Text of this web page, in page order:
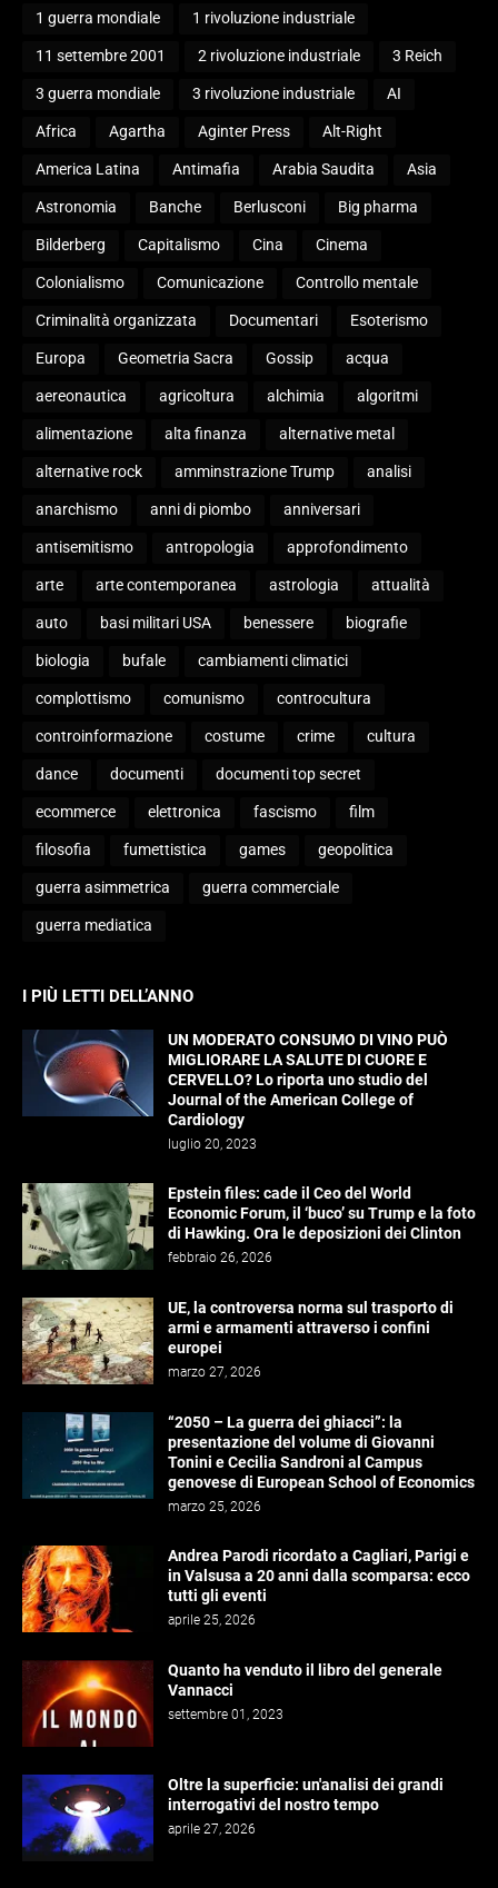
1 guerra mondiale 1 rivoluzione industriale
11 settembre 2001 2 rivoluzione industriale 3 Reich
3 guerra mondiale 3 rivoluzione industriale AI
Africa Agartha Aginter Press Alt-Right
America Latina Antimafia Arabia Saudita Asia
Astronomia Banche Berlusconi Big pharma
Bilderberg Capitalismo Cina Cinema
Colonialismo Comunicazione Controllo mentale
Criminalità organizzata Documentari Esoterismo
Europa Geometria Sacra Gossip acqua
aereonautica agricoltura alchimia algoritmi
alimentazione alta finanza alternative metal
alternative rock amminstrazione Trump analisi
anarchismo anni di piombo anniversari
antisemitismo antropologia approfondimento
arte arte contemporanea astrologia attualità
auto basi militari USA benessere biografie
biologia bufale cambiamenti climatici
complottismo comunismo controcultura
controinformazione costume crime cultura
dance documenti documenti top secret
ecommerce elettronica fascismo film
filosofia fumettistica games geopolitica
guerra asimmetrica guerra commerciale
guerra mediatica
I PIÙ LETTI DELL’ANNO
UN MODERATO CONSUMO DI VINO PUÒ
MIGLIORARE LA SALUTE DI CUORE E
CERVELLO? Lo riporta uno studio del
Journal of the American College of
Cardiology
luglio 20, 2023
Epstein files: cade il Ceo del World
Economic Forum, il ‘buco’ su Trump e la foto
di Hawking. Ora le deposizioni dei Clinton
febbraio 26, 2026
UE, la controversa norma sul trasporto di
armi e armamenti attraverso i confini
europei
marzo 27, 2026
“2050 – La guerra dei ghiacci”: la
presentazione del volume di Giovanni
Tonini e Cecilia Sandroni al Campus
genovese di European School of Economics
marzo 25, 2026
Andrea Parodi ricordato a Cagliari, Parigi e
in Valsusa a 20 anni dalla scomparsa: ecco
tutti gli eventi
aprile 25, 2026
Quanto ha venduto il libro del generale
Vannacci
settembre 01, 2023
Oltre la superficie: un'analisi dei grandi
interrogativi del nostro tempo
aprile 27, 2026